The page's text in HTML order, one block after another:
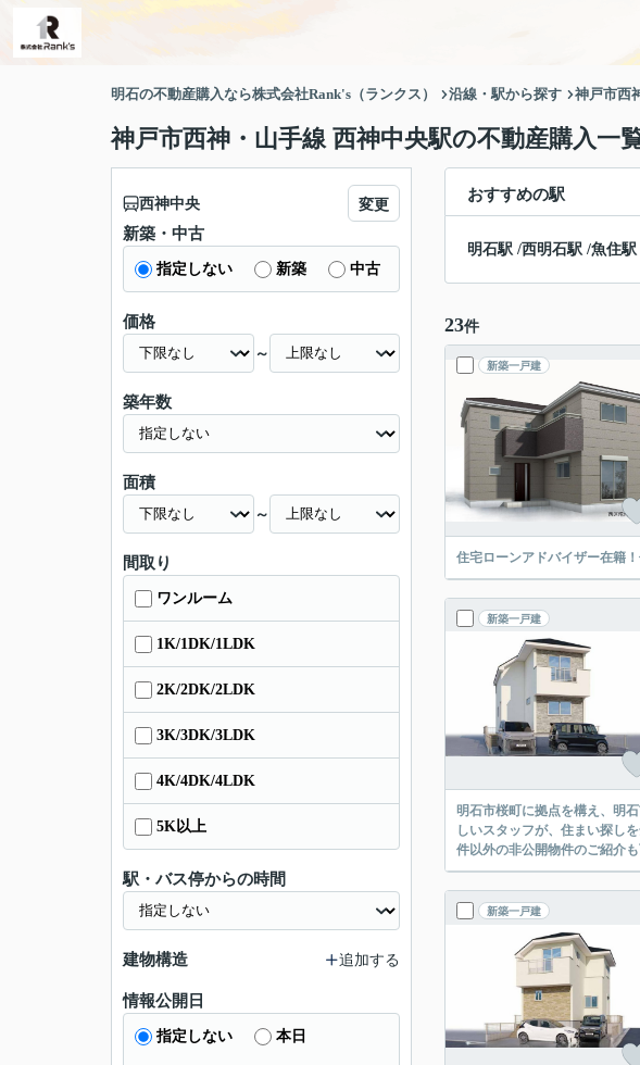
明石の不動産購入なら株式会社Rank's（ランクス） 沿線・駅から探す 神戸市西
神戸市西神・山手線 西神中央駅の不動産購入一
おすすめの駅
明石駅 /西明石駅 /魚住駅
23件
新築一戸建
住宅ローンアドバイザー在籍
新築一戸建
明石市桜町に拠点を構え、明
しいスタッフが、住まい探し
件以外の非公開物件のご紹介
新築一戸建
西神中央 変更
新築・中古
指定しない 新築 中古
価格
～
築年数
面積
～
間取り
ワンルーム
1K/1DK/1LDK
2K/2DK/2LDK
3K/3DK/3LDK
4K/4DK/4LDK
5K以上
駅・バス停からの時間
建物構造 追加する
情報公開日
指定しない 本日